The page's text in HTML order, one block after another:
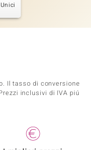
Il tasso di conversione
inclusivi di IVA piú